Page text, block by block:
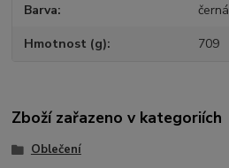
Barva černá
Hmotnost (g) 709
Zboží zařazeno v kategoriích
Oblečení